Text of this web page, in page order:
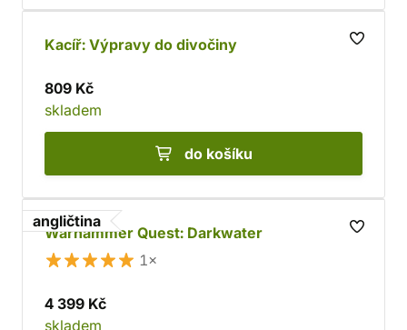
Kacíř: Výpravy do divočiny
809 Kč
skladem
do košíku
angličtina
Warhammer Quest: Darkwater
1×
4 399 Kč
skladem